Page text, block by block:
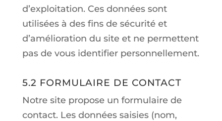
d’exploitation. Ces données sont
utilisées à des fins de sécurité et
d’amélioration du site et ne permettent
pas de vous identifier personnellement.
5.2 FORMULAIRE DE CONTACT
Notre site propose un formulaire de
contact. Les données saisies (nom,